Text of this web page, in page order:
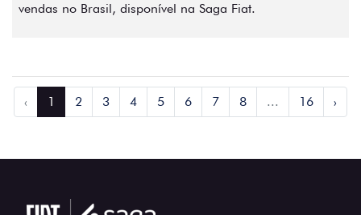
vendas no Brasil, disponível na Saga Fiat.
‹ 1 2 3 4 5 6 7 8 ... 16 ›